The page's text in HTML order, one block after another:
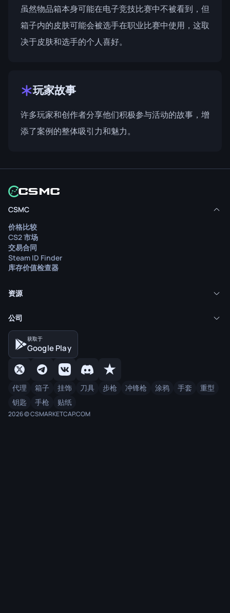
虽然物品箱本身可能在电子竞技比赛中不被看到，但
箱子内的皮肤可能会被选手在职业比赛中使用，这取
决于皮肤和选手的个人喜好。
玩家故事
许多玩家和创作者分享他们积极参与活动的故事，增
添了案例的整体吸引力和魅力。
CSMC
价格比较
CS2 市场
交易合同
Steam ID Finder
库存价值检查器
资源
公司
获取于
Google Play
代理 箱子 挂饰 刀具 步枪 冲锋枪 涂鸦 手套
重型
钥匙
手枪 贴纸
2026 © CSMARKETCAP.COM